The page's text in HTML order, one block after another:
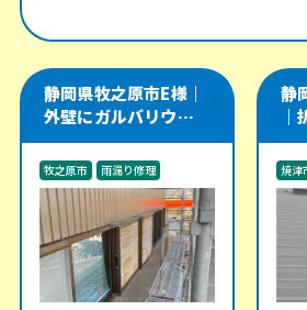
静岡県牧之原市E様｜
外壁にガルバリウム角
波を施工し、軒天・雨
樋・雨戸戸袋も改修
牧之原市
雨漏り修理
外装工事
静
｜
法
リ
事
焼津
雨漏